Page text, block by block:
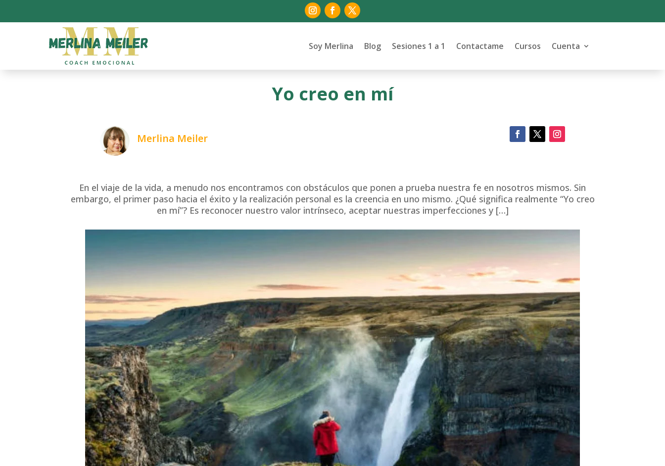
Soy Merlina Blog Sesiones 1 a 1 Contactame Cursos Cuenta
Yo creo en mí
Merlina Meiler
En el viaje de la vida, a menudo nos encontramos con obstáculos que ponen a prueba nuestra fe en nosotros mismos. Sin
embargo, el primer paso hacia el éxito y la realización personal es la creencia en uno mismo. ¿Qué significa realmente “Yo creo
en mí”? Es reconocer nuestro valor intrínseco, aceptar nuestras imperfecciones y […]